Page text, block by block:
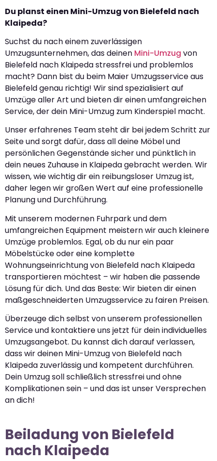
Du planst einen Mini-Umzug von Bielefeld nach
Klaipeda?
Suchst du nach einem zuverlässigen
Umzugsunternehmen, das deinen Mini-Umzug von
Bielefeld nach Klaipeda stressfrei und problemlos
macht? Dann bist du beim Maier Umzugsservice aus
Bielefeld genau richtig! Wir sind spezialisiert auf
Umzüge aller Art und bieten dir einen umfangreichen
Service, der dein Mini-Umzug zum Kinderspiel macht.
Unser erfahrenes Team steht dir bei jedem Schritt zur
Seite und sorgt dafür, dass all deine Möbel und
persönlichen Gegenstände sicher und pünktlich in
dein neues Zuhause in Klaipeda gebracht werden. Wir
wissen, wie wichtig dir ein reibungsloser Umzug ist,
daher legen wir großen Wert auf eine professionelle
Planung und Durchführung.
Mit unserem modernen Fuhrpark und dem
umfangreichen Equipment meistern wir auch kleinere
Umzüge problemlos. Egal, ob du nur ein paar
Möbelstücke oder eine komplette
Wohnungseinrichtung von Bielefeld nach Klaipeda
transportieren möchtest – wir haben die passende
Lösung für dich. Und das Beste: Wir bieten dir einen
maßgeschneiderten Umzugsservice zu fairen Preisen.
Überzeuge dich selbst von unserem professionellen
Service und kontaktiere uns jetzt für dein individuelles
Umzugsangebot. Du kannst dich darauf verlassen,
dass wir deinen Mini-Umzug von Bielefeld nach
Klaipeda zuverlässig und kompetent durchführen.
Dein Umzug soll schließlich stressfrei und ohne
Komplikationen sein – und das ist unser Versprechen
an dich!
Beiladung von Bielefeld
nach Klaipeda